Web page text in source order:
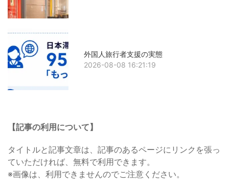
外国人旅行者支援の実態
2026-08-08 16:21:19
【記事の利用について】
タイトルと記事文章は、記事のあるページにリンクを張っ
ていただければ、無料で利用できます。
※画像は、利用できませんのでご注意ください。